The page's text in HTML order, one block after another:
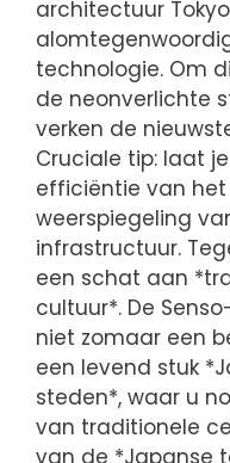
architectuur
technologie. Om
de neonverlichte
verken de
Cruciale tip: laat
efficiëntie van het
weerspiegeling
infrastructuur.
een schat aan
cultuur*. De
niet zomaar een
een levend stuk
steden*, waar u
van traditionele
van de *Japanse